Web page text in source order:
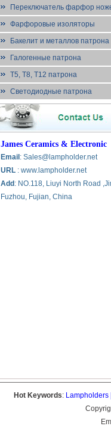
Переключатель фарфор
Фарфоровые изоляторы
Бакелит и металлов патрона
Галогенные патрона
T5, T8, T12 патрона
Светодиодные патрона
James Ceramics & Electronic
Email : Sales@lampholder.net
URL : www.lampholder.net
Add : NO.118, Liuyi North Road
Fuzhou, Fujian, China
Hot Keywords: Lampholders